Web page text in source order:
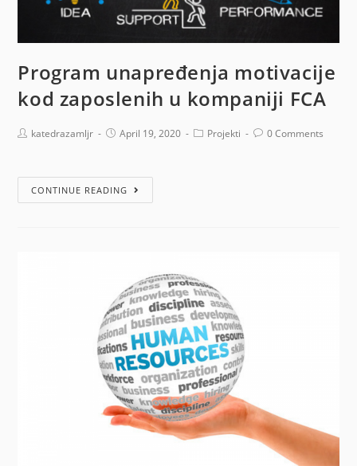
Program unapređenja motivacije
kod zaposlenih u kompaniji FCA
katedrazamljr April 19, 2020 Projekti 0 Comments
CONTINUE READING